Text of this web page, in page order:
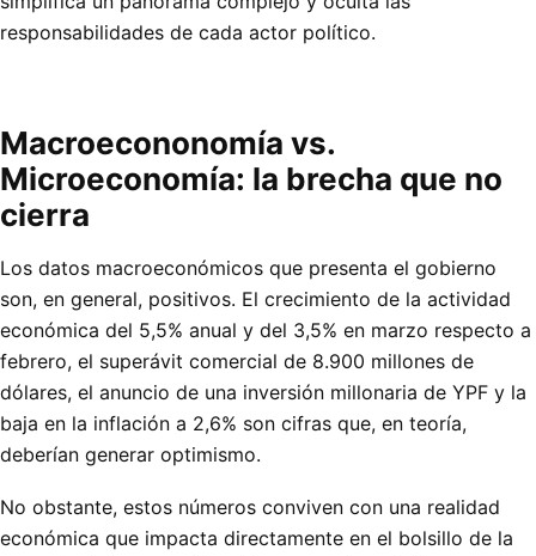
responsabilidades de cada actor político.
Macroecononomía vs.
Microeconomía: la brecha que no
cierra
Los datos macroeconómicos que presenta el gobierno
son, en general, positivos. El crecimiento de la actividad
económica del 5,5% anual y del 3,5% en marzo respecto a
febrero, el superávit comercial de 8.900 millones de
dólares, el anuncio de una inversión millonaria de YPF y la
baja en la inflación a 2,6% son cifras que, en teoría,
deberían generar optimismo.
No obstante, estos números conviven con una realidad
económica que impacta directamente en el bolsillo de la